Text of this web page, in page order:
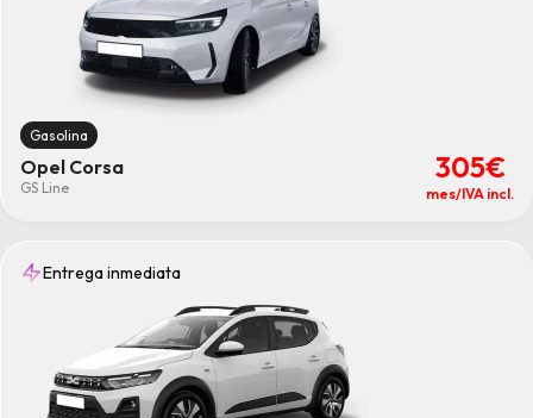
Gasolina
Opel Corsa
GS Line
305€
mes/IVA incl.
Entrega inmediata